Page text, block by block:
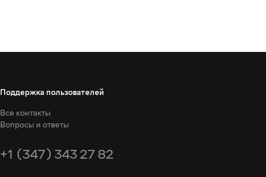
Поддержка пользователей
Все контакты
Вопросы и ответы
+1 (347) 343 27 82